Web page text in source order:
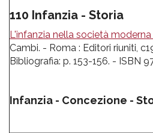
110 Infanzia - Storia
L'infanzia nella società
Cambi. - Roma : Editori riuniti,
Bibliografia: p. 153-156. - ISBN
Infanzia - Concezione -